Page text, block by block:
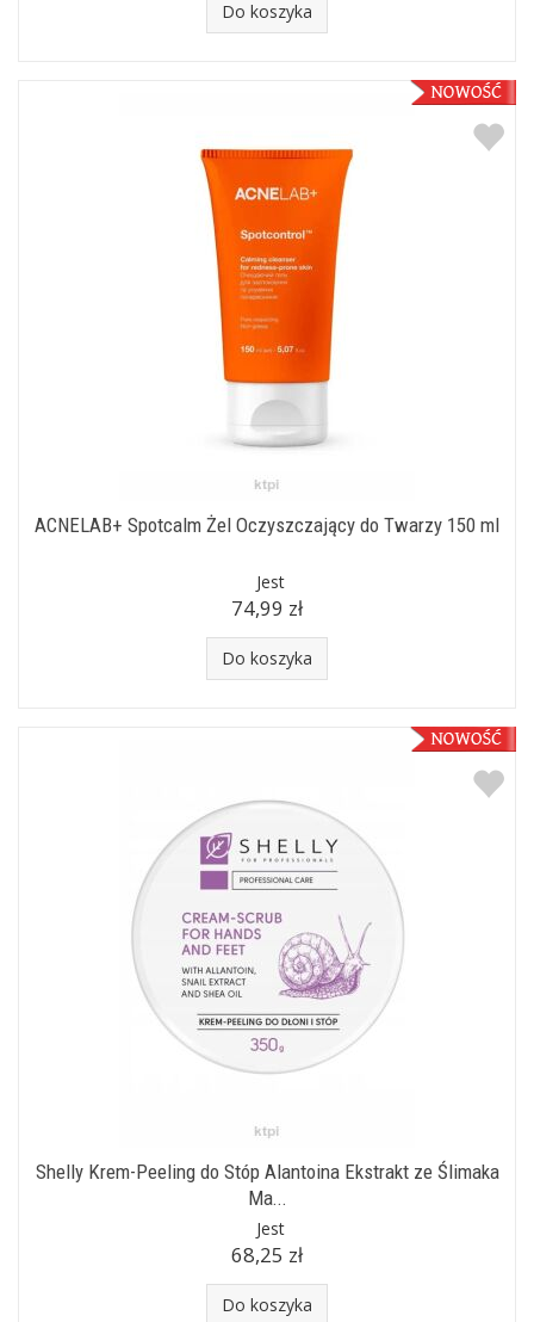
Do koszyka
ACNELAB+ Spotcalm Żel Oczyszczający do Twarzy 150 ml
Jest
74,99 zł
Do koszyka
Shelly Krem-Peeling do Stóp Alantoina Ekstrakt ze Ślimaka
Ma...
Jest
68,25 zł
Do koszyka